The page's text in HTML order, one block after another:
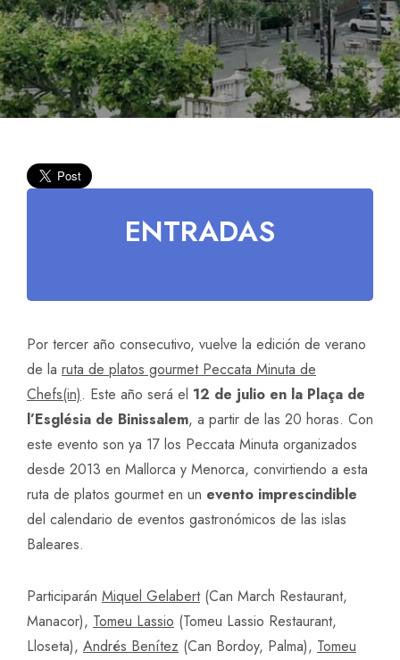
ENTRADAS
Por tercer año consecutivo, vuelve la edición de verano
de la ruta de platos gourmet Peccata Minuta de
Chefs(in). Este año será el 12 de julio en la Plaça de
l’Església de Binissalem, a partir de las 20 horas. Con
este evento son ya 17 los Peccata Minuta organizados
desde 2013 en Mallorca y Menorca, convirtiendo a esta
ruta de platos gourmet en un evento imprescindible
del calendario de eventos gastronómicos de las islas
Baleares.
Participarán Miquel Gelabert(Can March Restaurant,
Manacor), Tomeu Lassio (Tomeu Lassio Restaurant,
Lloseta), Andrés Benítez (Can Bordoy, Palma), Tomeu